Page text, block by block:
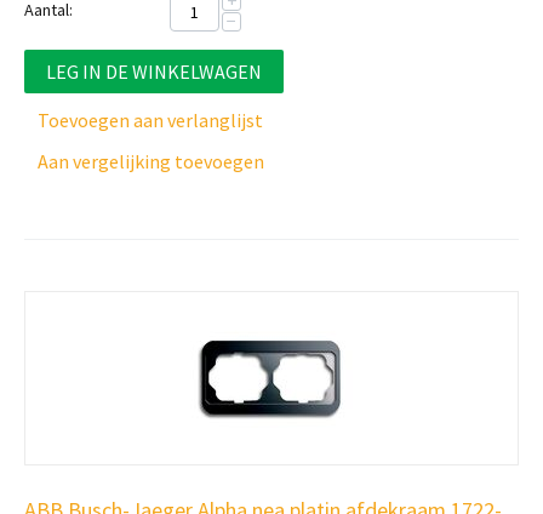
Aantal:
−
LEG IN DE WINKELWAGEN
Toevoegen aan verlanglijst
Aan vergelijking toevoegen